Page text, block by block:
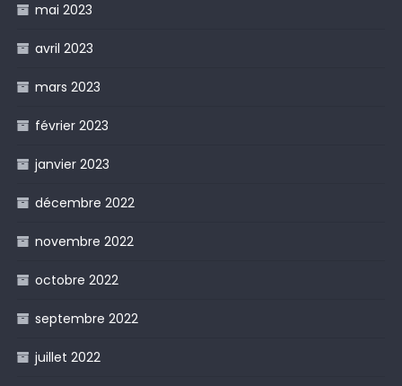
mai 2023
avril 2023
mars 2023
février 2023
janvier 2023
décembre 2022
novembre 2022
octobre 2022
septembre 2022
juillet 2022